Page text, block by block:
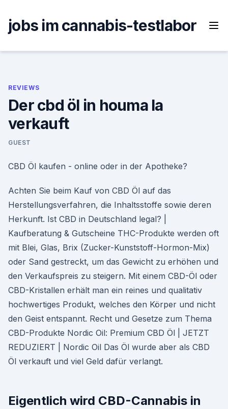
content
jobs im cannabis-testlabor
REVIEWS
Der cbd öl in houma la
verkauft
GUEST
CBD Öl kaufen - online oder in der Apotheke?
Achten Sie beim Kauf von CBD Öl auf das
Herstellungsverfahren, die Inhaltsstoffe sowie deren
Herkunft. Ist CBD in Deutschland legal? |
Kaufberatung & Gutscheine THC-Produkte werden oft
mit Blei, Glas, Brix (Zucker-Kunststoff-Hormon-Mix)
oder Sand gestreckt, um das Gewicht zu erhöhen und
den Verkaufspreis zu steigern. Mit einem CBD-Öl oder
CBD-Kristallen erhält man ein reines und qualitativ
hochwertiges Produkt, welches den Körper und nicht
den Geist entspannt. Recht und Gesetze zum Thema
CBD-Produkte Nordic Oil: Premium CBD Öl | JETZT
REDUZIERT | Nordic Oil Das Öl wurde aber als CBD
Öl verkauft und viel Geld dafür verlangt.
Eigentlich wird CBD-Cannabis in